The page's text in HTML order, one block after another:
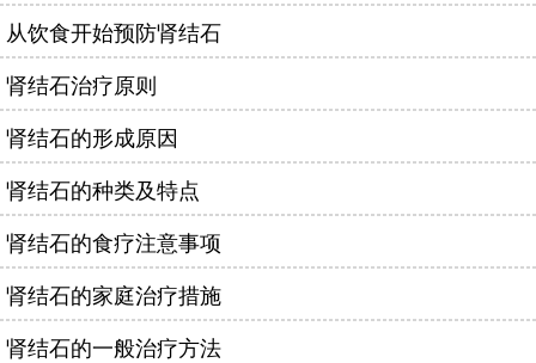
从饮食开始预防肾结石
肾结石治疗原则
肾结石的形成原因
肾结石的种类及特点
肾结石的食疗注意事项
肾结石的家庭治疗措施
肾结石的一般治疗方法